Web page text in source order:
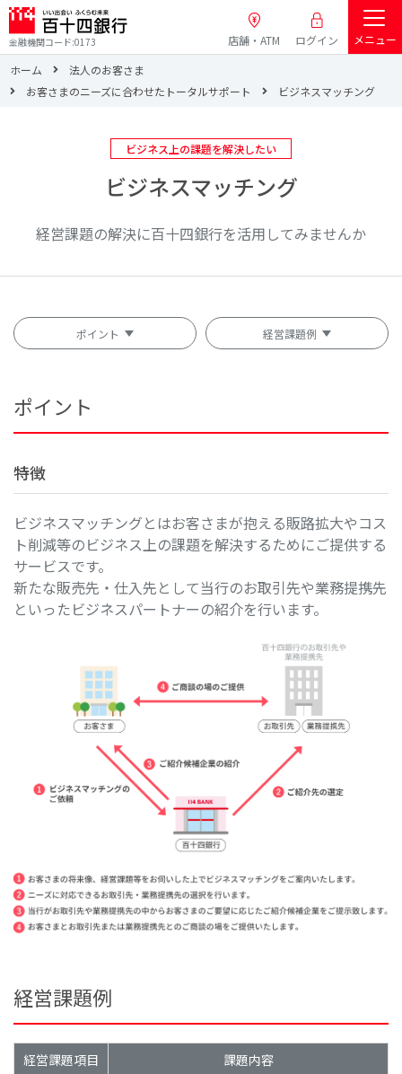
金融機関コード:0173 店舗・ATM ログイン
メニュー
ホーム
法人のお客さま
お客さまのニーズに合わせたトータルサポート
ビジネスマッチング
ビジネス上の課題を解決したい
ビジネスマッチング
経営課題の解決に百十四銀行を活用してみませんか
ポイント 経営課題例
ポイント
特徴
ビジネスマッチングとはお客さまが抱える販路拡大やコス
ト削減等のビジネス上の課題を解決するためにご提供する
サービスです。
新たな販売先・仕入先として当行のお取引先や業務提携先
といったビジネスパートナーの紹介を行います。
経営課題例
経営課題項目
課題内容